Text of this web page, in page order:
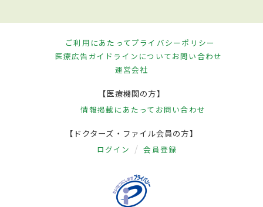
ご利用にあたってプライバシーポリシー
医療広告ガイドラインについてお問い合わせ
運営会社
【医療機関の方】
情報掲載にあたって お問い合わせ
【ドクターズ・ファイル会員の方】
ログイン 会員登録